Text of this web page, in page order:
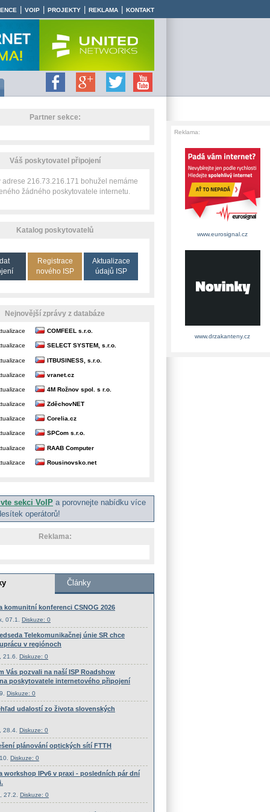
VOIP PROJEKTY REKLAMA KONTAKT
Partner sekce:
Váš poskytovatel připojení
adrese 216.73.216.171 bohužel nemáme
žádného poskytovatele internetu.
Katalog poskytovatelů
Registrace
nového ISP
Aktualizace
údajů ISP
Nejnovější zprávy z databáze
COMFEEL s.r.o.
SELECT SYSTEM, s.r.o.
ITBUSINESS, s.r.o.
vranet.cz
4M Rožnov spol. s r.o.
ZděchovNET
Corelia.cz
SPCom s.r.o.
RAAB Computer
Rousinovsko.net
sekci VoIP a porovnejte nabídku více
operátorů!
Reklama:
Reklama:
www.eurosignal.cz
www.drzakanteny.cz